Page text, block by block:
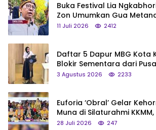
Buka Festival Lia
Zon Umumkan Gua
Status Jadi Cagar Budaya
11 Juli 2026 2412
Daftar 5 Dapur MBG Kota
Blokir Sementara dari
3 Agustus 2026 2233
Euforia ‘Obral’ Gelar
Muna di Silaturahmi
Saya Bukan Tipe Begitu,
28 Juli 2026 247